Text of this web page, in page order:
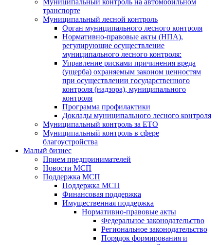
транспорте
Муниципальный лесной контроль
Орган муниципального лесного контроля
Нормативно-правовые акты (НПА),
регулирующие осуществление
муниципального лесного контроля:
Управление рисками причинения вреда
(ущерба) охраняемым законом ценностям
при осуществлении государственного
контроля (надзора), муниципального
контроля
Программа профилактики
Доклады муниципального лесного контроля
Муниципальный контроль за ЕТО
Муниципальный контроль в сфере
благоустройства
Малый бизнес
Прием предпринимателей
Новости МСП
Поддержка МСП
Поддержка МСП
Финансовая поддержка
Имущественная поддержка
Нормативно-правовые акты
Федеральное законодательство
Региональное законодательство
Порядок формирования и